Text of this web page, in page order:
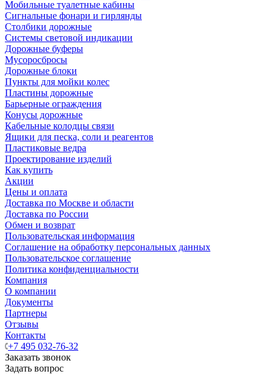
Мобильные туалетные кабины
Сигнальные фонари и гирлянды
Столбики дорожные
Системы световой индикации
Дорожные буферы
Мусоросбросы
Дорожные блоки
Пункты для мойки колес
Пластины дорожные
Барьерные ограждения
Конусы дорожные
Кабельные колодцы связи
Ящики для песка, соли и реагентов
Пластиковые ведра
Проектирование изделий
Как купить
Акции
Цены и оплата
Доставка по Москве и области
Доставка по России
Обмен и возврат
Пользовательская информация
Соглашение на обработку персональных данных
Пользовательское соглашение
Политика конфиденциальности
Компания
О компании
Документы
Партнеры
Отзывы
Контакты
+7 495 032-76-32
Заказать звонок
Задать вопрос